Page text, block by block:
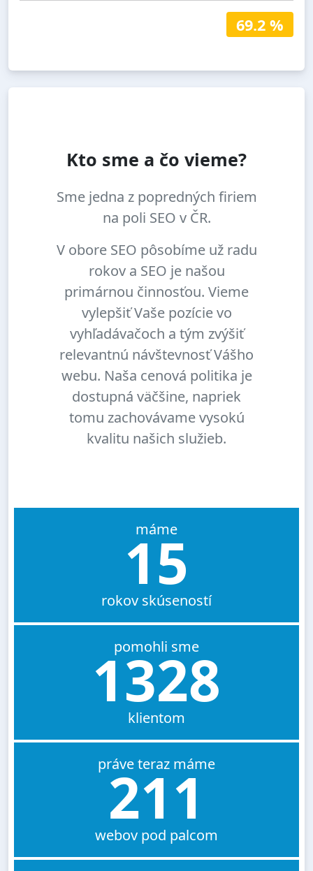
69.2 %
Kto sme a čo vieme?
Sme jedna z popredných firiem
na poli SEO v ČR.
V obore SEO pôsobíme už radu
rokov a SEO je našou
primárnou činnosťou. Vieme
vylepšiť Vaše pozície vo
vyhľadávačoch a tým zvýšiť
relevantnú návštevnosť Vášho
webu. Naša cenová politika je
dostupná väčšine, napriek
tomu zachovávame vysokú
kvalitu našich služieb.
máme
15
rokov skúseností
pomohli sme
1328
klientom
práve teraz máme
211
webov pod palcom